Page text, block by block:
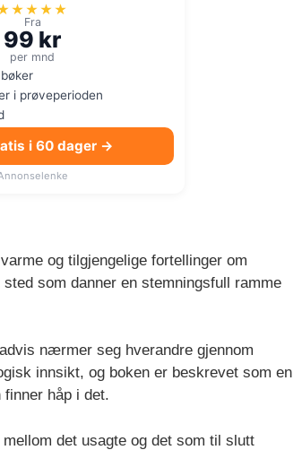
Fra
99 kr
per mnd
i prøveperioden
i 60 dager →
og tilgjengelige fortellinger om
som danner en stemningsfull ramme
nærmer seg hverandre gjennom
innsikt, og boken er beskrevet som en
håp i det.
det usagte og det som til slutt